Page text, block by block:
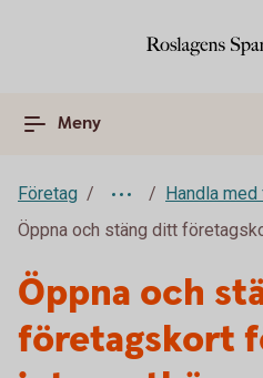
Meny
Företag
Handla
Öppna och stäng ditt
Öppna och
företagskort